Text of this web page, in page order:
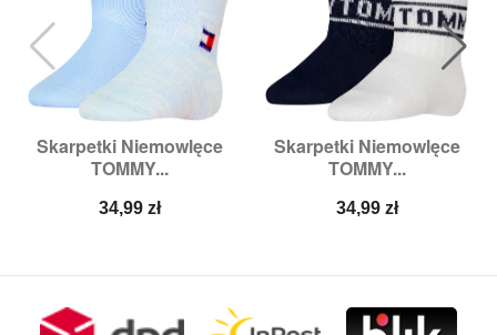
Skarpetki Niemowlęce
TOMMY...
Cena
34,99 zł
Skarpetki Niemowlęce
TOMMY...
Cena
34,99 zł